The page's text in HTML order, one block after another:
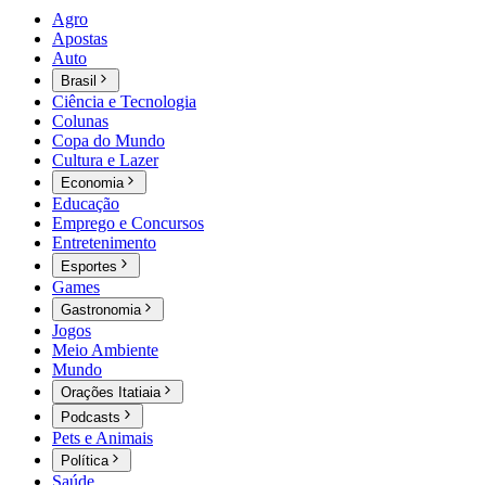
Agro
Apostas
Auto
Brasil
Ciência e Tecnologia
Colunas
Copa do Mundo
Cultura e Lazer
Economia
Educação
Emprego e Concursos
Entretenimento
Esportes
Games
Gastronomia
Jogos
Meio Ambiente
Mundo
Orações Itatiaia
Podcasts
Pets e Animais
Política
Saúde